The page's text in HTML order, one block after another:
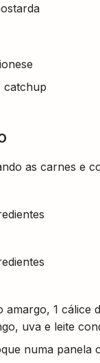
catchup
as carnes e
amargo, 1
uva e leite
numa panela